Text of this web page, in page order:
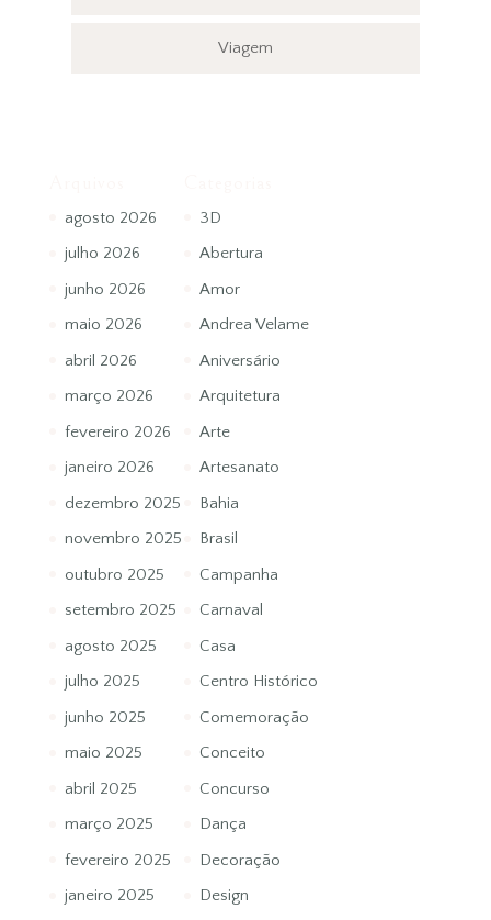
Viagem
agosto 2026
julho 2026
junho 2026
maio 2026
abril 2026
março 2026
fevereiro 2026
janeiro 2026
dezembro 2025
novembro 2025
outubro 2025
setembro 2025
agosto 2025
julho 2025
junho 2025
maio 2025
abril 2025
março 2025
fevereiro 2025
janeiro 2025
3D
Abertura
Amor
Andrea Velame
Aniversário
Arquitetura
Arte
Artesanato
Bahia
Brasil
Campanha
Carnaval
Casa
Centro Histórico
Comemoração
Conceito
Concurso
Dança
Decoração
Design